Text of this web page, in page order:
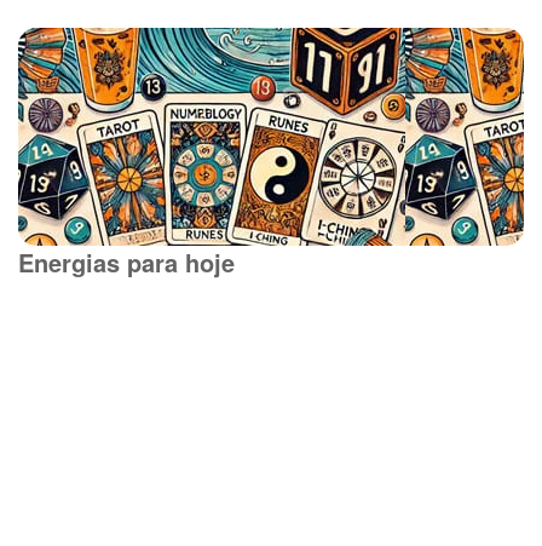
Energias para hoje